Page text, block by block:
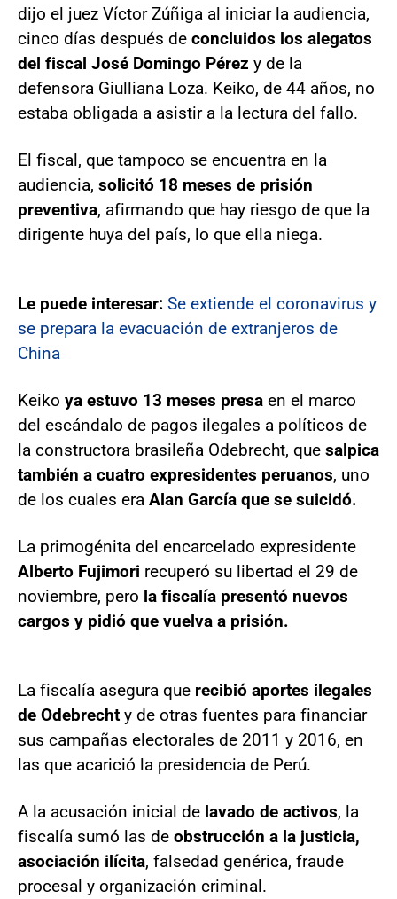
dijo el juez Víctor Zúñiga al iniciar la audiencia,
cinco días después de concluidos los alegatos
del fiscal José Domingo Pérez y de la
defensora Giulliana Loza. Keiko, de 44 años, no
estaba obligada a asistir a la lectura del fallo.
El fiscal, que tampoco se encuentra en la
audiencia, solicitó 18 meses de prisión
preventiva, afirmando que hay riesgo de que la
dirigente huya del país, lo que ella niega.
Le puede interesar: Se extiende el coronavirus y
se prepara la evacuación de extranjeros de
China
Keiko ya estuvo 13 meses presa en el marco
del escándalo de pagos ilegales a políticos de
la constructora brasileña Odebrecht, que salpica
también a cuatro expresidentes peruanos, uno
de los cuales era Alan García que se suicidó.
La primogénita del encarcelado expresidente
Alberto Fujimori recuperó su libertad el 29 de
noviembre, pero la fiscalía presentó nuevos
cargos y pidió que vuelva a prisión.
La fiscalía asegura que recibió aportes ilegales
de Odebrecht y de otras fuentes para financiar
sus campañas electorales de 2011 y 2016, en
las que acarició la presidencia de Perú.
A la acusación inicial de lavado de activos, la
fiscalía sumó las de obstrucción a la justicia,
asociación ilícita, falsedad genérica, fraude
procesal y organización criminal.